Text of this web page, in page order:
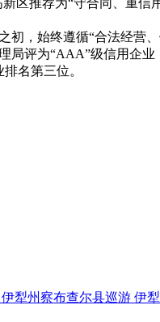
伊犁州察布查尔县巡游 伊
，始终遵循“合法经营
评为“AAA”级信用企
名第三位。